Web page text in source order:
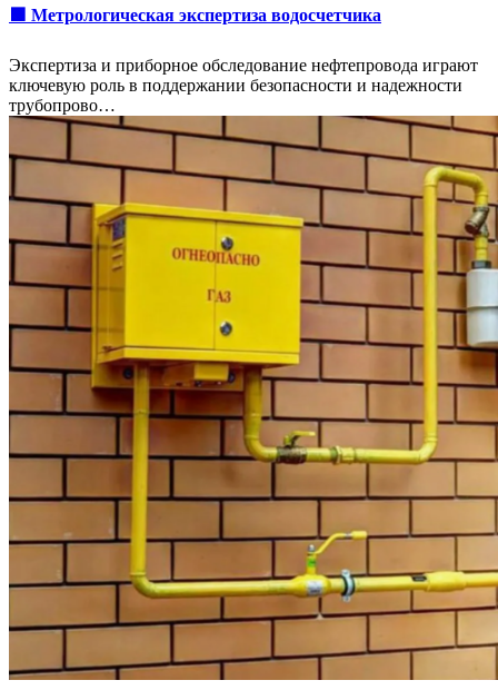
🟩 Метрологическая экспертиза водосчетчика
Экспертиза и приборное обследование нефтепровода играют
ключевую роль в поддержании безопасности и надежности
трубопрово…